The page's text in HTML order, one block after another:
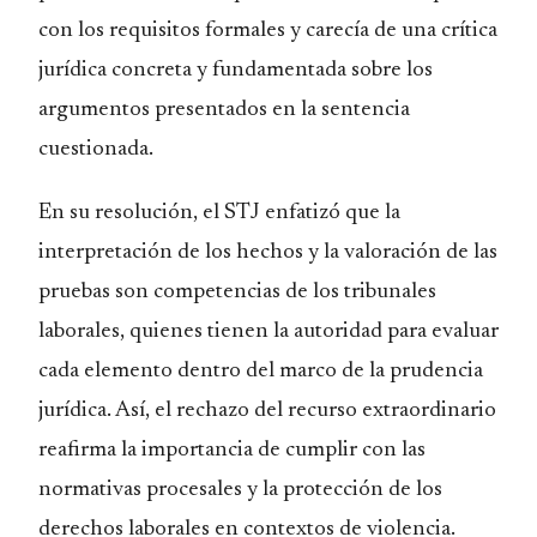
con los requisitos formales y carecía de una crítica
jurídica concreta y fundamentada sobre los
argumentos presentados en la sentencia
cuestionada.
En su resolución, el STJ enfatizó que la
interpretación de los hechos y la valoración de las
pruebas son competencias de los tribunales
laborales, quienes tienen la autoridad para evaluar
cada elemento dentro del marco de la prudencia
jurídica. Así, el rechazo del recurso extraordinario
reafirma la importancia de cumplir con las
normativas procesales y la protección de los
derechos laborales en contextos de violencia.